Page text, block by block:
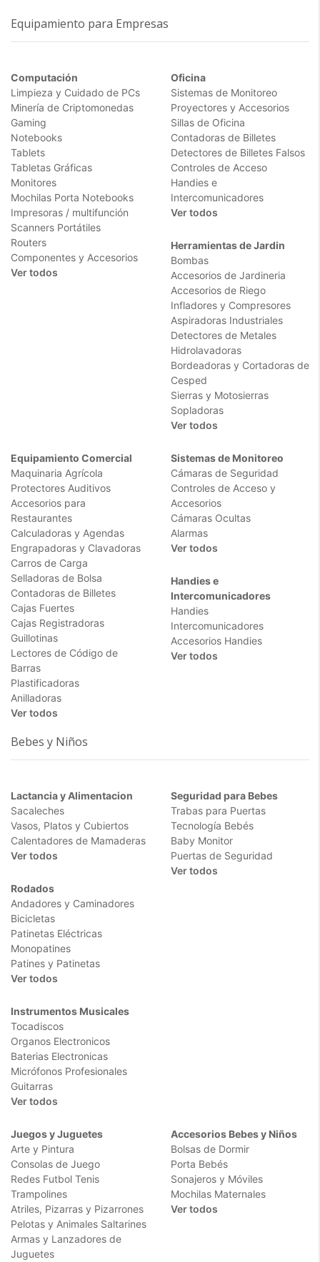
Equipamiento para Empresas
Computación
Limpieza y Cuidado de PCs
Minería de Criptomonedas
Gaming
Notebooks
Tablets
Tabletas Gráficas
Monitores
Mochilas Porta Notebooks
Impresoras / multifunción
Scanners Portátiles
Routers
Componentes y Accesorios
Ver todos
Oficina
Sistemas de Monitoreo
Proyectores y Accesorios
Sillas de Oficina
Contadoras de Billetes
Detectores de Billetes Falsos
Controles de Acceso
Handies e
Intercomunicadores
Ver todos
Herramientas de Jardin
Bombas
Accesorios de Jardineria
Accesorios de Riego
Infladores y Compresores
Aspiradoras Industriales
Detectores de Metales
Hidrolavadoras
Bordeadoras y Cortadoras de
Cesped
Sierras y Motosierras
Sopladoras
Ver todos
Equipamiento Comercial
Maquinaria Agrícola
Protectores Auditivos
Accesorios para
Restaurantes
Calculadoras y Agendas
Engrapadoras y Clavadoras
Carros de Carga
Selladoras de Bolsa
Contadoras de Billetes
Cajas Fuertes
Cajas Registradoras
Guillotinas
Lectores de Código de
Barras
Plastificadoras
Anilladoras
Ver todos
Sistemas de Monitoreo
Cámaras de Seguridad
Controles de Acceso y
Accesorios
Cámaras Ocultas
Alarmas
Ver todos
Handies e
Intercomunicadores
Handies
Intercomunicadores
Accesorios Handies
Ver todos
Bebes y Niños
Lactancia y Alimentacion
Sacaleches
Vasos, Platos y Cubiertos
Calentadores de Mamaderas
Ver todos
Rodados
Andadores y Caminadores
Bicicletas
Patinetas Eléctricas
Monopatines
Patines y Patinetas
Ver todos
Instrumentos Musicales
Tocadiscos
Organos Electronicos
Baterias Electronicas
Micrófonos Profesionales
Guitarras
Ver todos
Seguridad para Bebes
Trabas para Puertas
Tecnología Bebés
Baby Monitor
Puertas de Seguridad
Ver todos
Juegos y Juguetes
Arte y Pintura
Consolas de Juego
Redes Futbol Tenis
Trampolines
Atriles, Pizarras y Pizarrones
Pelotas y Animales Saltarines
Armas y Lanzadores de
Juguetes
Accesorios Bebes y Niños
Bolsas de Dormir
Porta Bebés
Sonajeros y Móviles
Mochilas Maternales
Ver todos